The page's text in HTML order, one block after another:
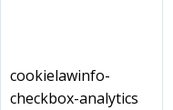
cookielawinfo-
checkbox-analytics